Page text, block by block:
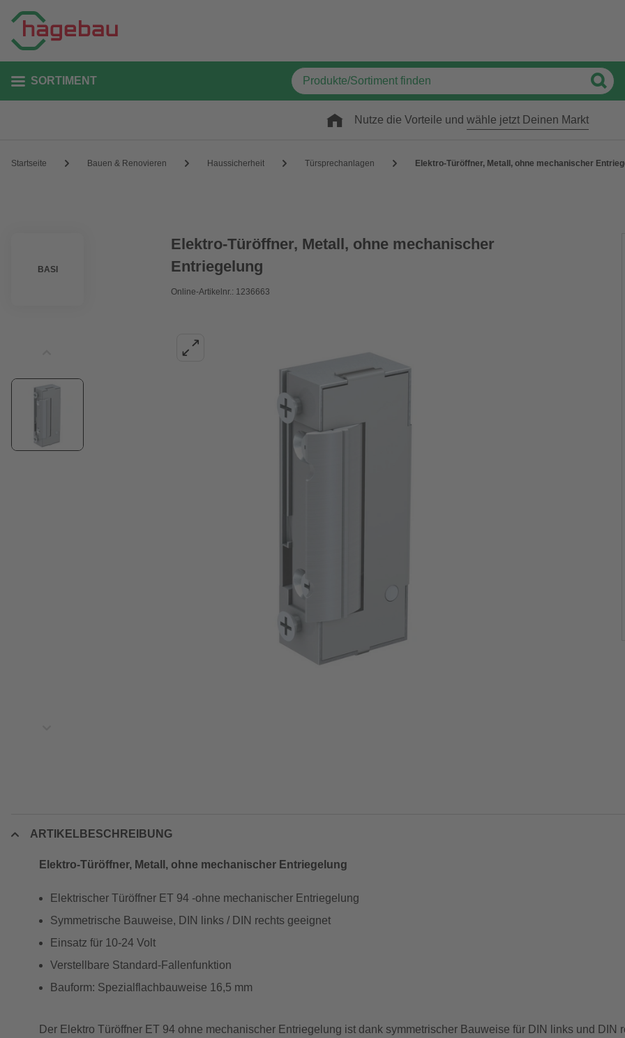
SORTIMENT
Nutze die Vorteile und wähle jetzt Deinen Markt
Startseite Bauen & Renovieren Haussicherheit Türsprechanlagen Elektro-Türöffner, Metall, ohne mechanischer
BASI
Elektro-Türöffner, Metall, ohne mechanischer
Entriegelung
Online-Artikelnr.: 1236663
ARTIKELBESCHREIBUNG
Elektro-Türöffner, Metall, ohne mechanischer Entriegelung
Elektrischer Türöffner ET 94 -ohne mechanischer Entriegelung
Symmetrische Bauweise, DIN links / DIN rechts geeignet
Einsatz für 10-24 Volt
Verstellbare Standard-Fallenfunktion
Bauform: Spezialflachbauweise 16,5 mm
Der Elektro Türöffner ET 94 ohne mechanischer Entriegelung ist dank symmetrischer Bauweise für DIN links und DIN